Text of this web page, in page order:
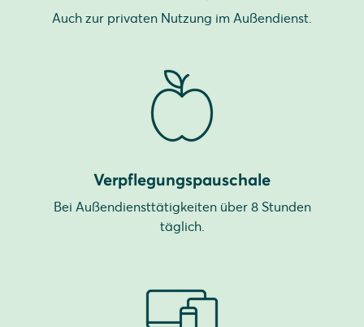
Auch zur privaten Nutzung im Außendienst.
Verpflegungspauschale
Bei Außendiensttätigkeiten über 8 Stunden
täglich.